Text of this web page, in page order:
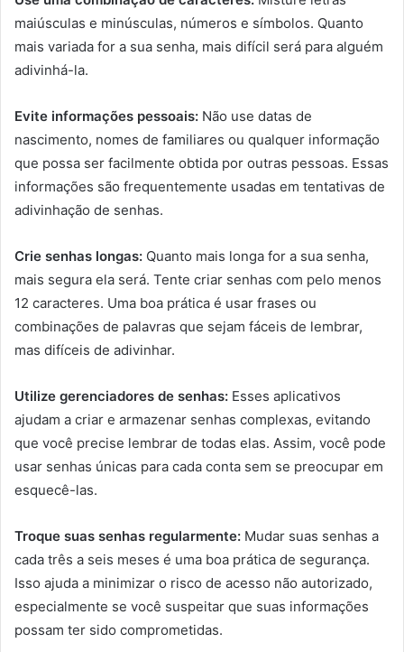
maiúsculas e minúsculas, números e símbolos. Quanto
mais variada for a sua senha, mais difícil será para alguém
adivinhá-la.
Evite informações pessoais: Não use datas de
nascimento, nomes de familiares ou qualquer informação
que possa ser facilmente obtida por outras pessoas. Essas
informações são frequentemente usadas em tentativas de
adivinhação de senhas.
Crie senhas longas: Quanto mais longa for a sua senha,
mais segura ela será. Tente criar senhas com pelo menos
12 caracteres. Uma boa prática é usar frases ou
combinações de palavras que sejam fáceis de lembrar,
mas difíceis de adivinhar.
Utilize gerenciadores de senhas: Esses aplicativos
ajudam a criar e armazenar senhas complexas, evitando
que você precise lembrar de todas elas. Assim, você pode
usar senhas únicas para cada conta sem se preocupar em
esquecê-las.
Troque suas senhas regularmente: Mudar suas senhas a
cada três a seis meses é uma boa prática de segurança.
Isso ajuda a minimizar o risco de acesso não autorizado,
especialmente se você suspeitar que suas informações
possam ter sido comprometidas.